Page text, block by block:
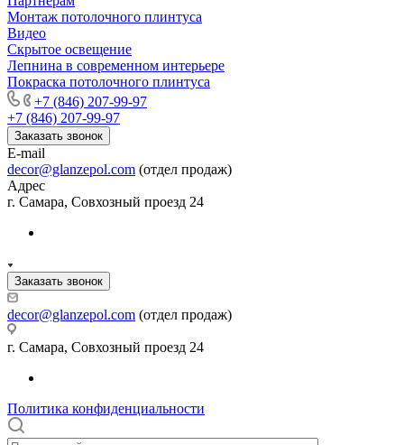
Монтаж потолочного плинтуса
Видео
Скрытое освещение
Лепнина в современном интерьере
Покраска потолочного плинтуса
+7 (846) 207-99-97
+7 (846) 207-99-97
Заказать звонок
E-mail
decor@glanzepol.com (отдел продаж)
Адрес
г. Самара, Совхозный проезд 24
Заказать звонок
decor@glanzepol.com (отдел продаж)
г. Самара, Совхозный проезд 24
Политика конфиденциальности